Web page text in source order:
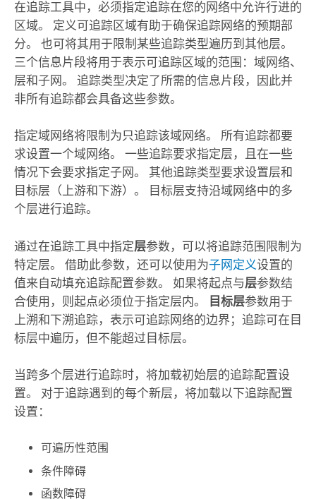
在追踪工具中，必须指定追踪在您的网络中允许行进的
区域。 定义可追踪区域有助于确保追踪网络的预期部
分。 也可将其用于限制某些追踪类型遍历到其他层。
三个信息片段将用于表示可追踪区域的范围：域网络、
层和子网。 追踪类型决定了所需的信息片段，因此并
非所有追踪都会具备这些参数。
指定域网络将限制为只追踪该域网络。 所有追踪都要
求设置一个域网络。 一些追踪要求指定层，且在一些
情况下会要求指定子网。 其他追踪类型要求设置层和
目标层（上游和下游）。 目标层支持沿域网络中的多
个层进行追踪。
通过在追踪工具中指定层参数，可以将追踪范围限制为
特定层。 借助此参数，还可以使用为子网定义设置的
值来自动填充追踪配置参数。 如果将起点与层参数结
合使用，则起点必须位于指定层内。
目标层参数用于
上溯和下溯追踪，表示可追踪网络的边界；追踪可在目
标层中遍历，但不能超过目标层。
当跨多个层进行追踪时，将加载初始层的追踪配置设
置。 对于追踪遇到的每个新层，将加载以下追踪配置
设置：
可遍历性范围
条件障碍
函数障碍